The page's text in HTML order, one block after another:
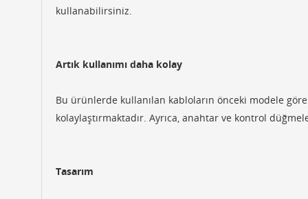
kullanabilirsiniz.
Artık kullanımı daha kolay
Bu ürünlerde kullanılan kabloların önceki modele göre
kolaylaştırmaktadır. Ayrıca, anahtar ve kontrol
Tasarım